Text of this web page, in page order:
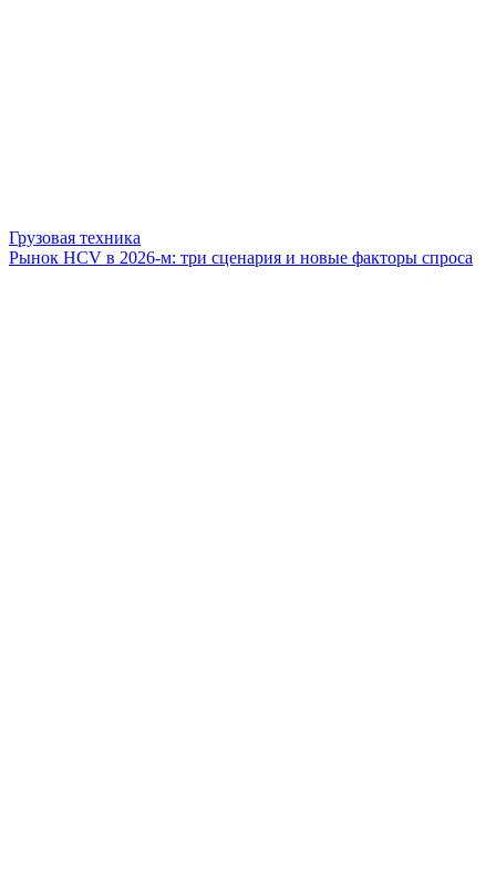
Грузовая техника
Рынок HCV в 2026-м: три сценария и новые факторы спроса